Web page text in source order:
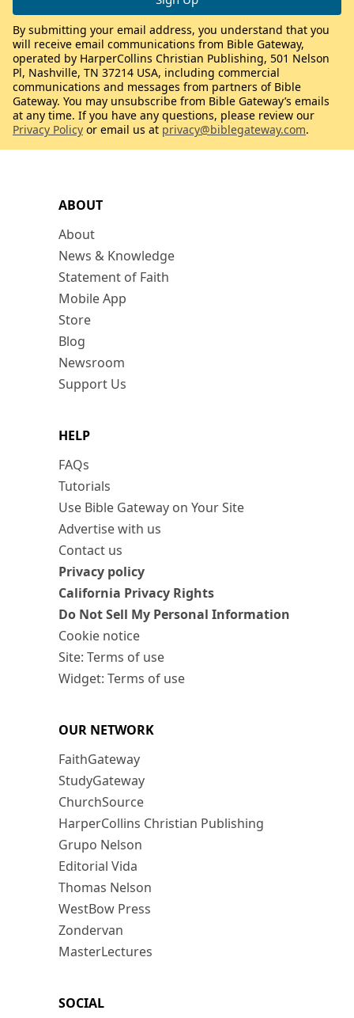
ABOUT
About
News & Knowledge
Statement of Faith
Mobile App
Store
Blog
Newsroom
Support Us
HELP
FAQs
Tutorials
Use Bible Gateway on Your Site
Advertise with us
Contact us
Privacy policy
California Privacy Rights
Do Not Sell My Personal Information
Cookie notice
Site: Terms of use
Widget: Terms of use
OUR NETWORK
FaithGateway
StudyGateway
ChurchSource
HarperCollins Christian Publishing
Grupo Nelson
Editorial Vida
Thomas Nelson
WestBow Press
Zondervan
MasterLectures
SOCIAL
By submitting your email address, you understand that you
will receive email communications from Bible Gateway,
operated by HarperCollins Christian Publishing, 501 Nelson
Pl, Nashville, TN 37214 USA, including commercial
communications and messages from partners of Bible
Gateway. You may unsubscribe from Bible Gateway’s emails
at any time. If you have any questions, please review our
Privacy Policy or email us at privacy@biblegateway.com.